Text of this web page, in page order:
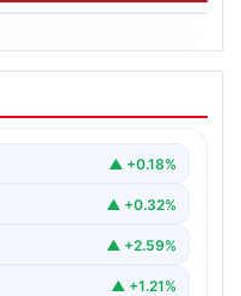
“Aklımın
▲ +0.18%
▲ +0.32%
▲ +2.59%
▲ +1.21%